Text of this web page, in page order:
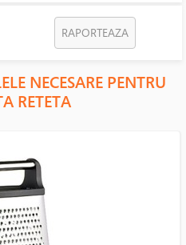
RAPORTEAZA
NECESARE PENTRU
RETETA